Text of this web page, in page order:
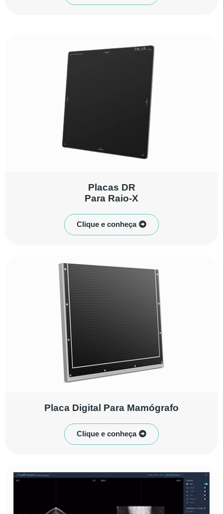
Placas DR
Para Raio-X
Clique e conheça
Placa Digital Para Mamógrafo
Clique e conheça